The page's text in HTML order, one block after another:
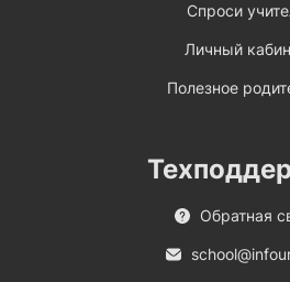
Спроси
Личный
Полезное
Обратная